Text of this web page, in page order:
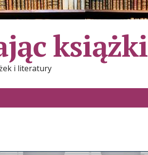
książki
i literatury